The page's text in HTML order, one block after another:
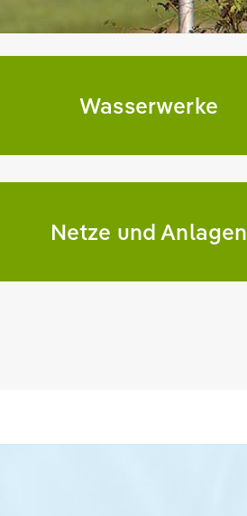
Wasserwerke
Netze und Anlagen